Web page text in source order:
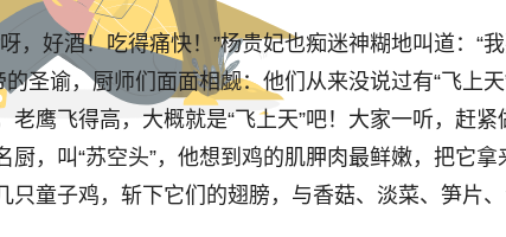
好酒！吃得痛快！”杨贵妃也痴迷神糊地叫道：“我
圣谕，厨师们面面相觑：他们从来没说过有“飞上
鹰飞得高，大概就是“飞上天”吧！大家一听，赶紧
，叫“苏空头”，他想到鸡的肌胛肉最鲜嫩，把它拿
童子鸡，斩下它们的翅膀，与香菇、淡菜、笋片、